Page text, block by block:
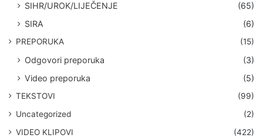
SIHR/UROK/LIJEČENJE
(65)
SIRA
(6)
PREPORUKA (15)
Odgovori preporuka
(3)
Video preporuka
(5)
TEKSTOVI
(99)
Uncategorized
(2)
VIDEO KLIPOVI
(422)